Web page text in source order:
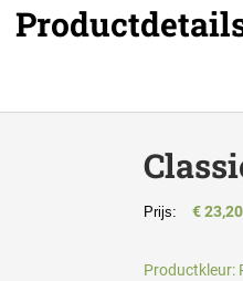
Prijs: €
Productkleur: